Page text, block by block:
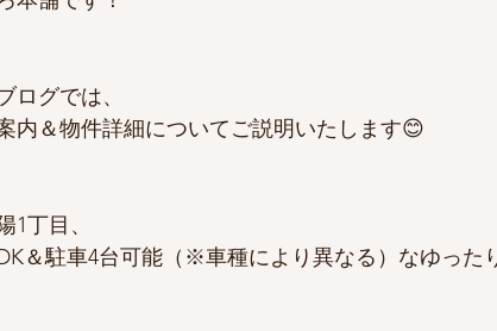
ログでは、
内＆物件詳細についてご説明いたします😊
1丁目、
＆駐車4台可能（※車種により異なる）なゆった